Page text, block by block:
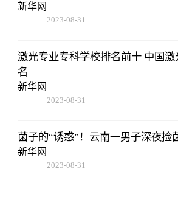
新华网
2023-08-31
激光专业专科学校排名前十 中国
名
新华网
2023-08-31
菌子的“诱惑”！云南一男子深夜捡
新华网
2023-08-31